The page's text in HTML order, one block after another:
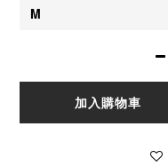
加入購物車